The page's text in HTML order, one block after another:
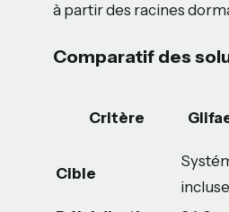
à partir des racines
Comparatif des
Critère
Cible